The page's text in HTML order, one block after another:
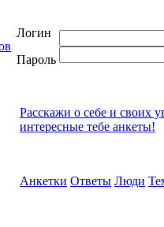
Логин
Пароль
Расскажи о себе и своих
интересные тебе анкеты!
Анкетки Ответы Люди